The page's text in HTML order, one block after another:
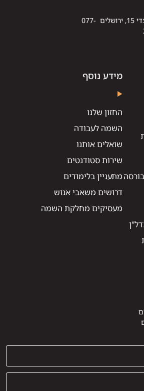
נחום חפצדי 15, ירושלים 077-
מידע נוסף
החזון שלנו
השמה לעבודה
שואלים אותנו
שירות סטודנטים
מתעניין בלימודים
דרושים משאבי אנוש
מעסיקים מחלקת השמה